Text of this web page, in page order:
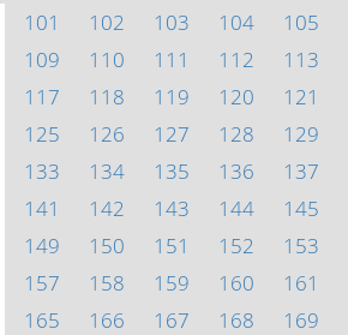
101
102 103 104 105
109
110 111 112 113
117
118 119 120 121
125
126 127 128 129
133
134 135 136 137
141
142 143 144 145
149
150 151 152 153
157
158 159 160 161
165
166 167 168 169